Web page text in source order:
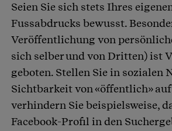
Seien Sie sich stets Ihres
Fussabdrucks bewusst.
Veröffentlichung von
sich selber und von Dritten) ist
geboten. Stellen Sie in sozialen
Sichtbarkeit von «öffentlich»
verhindern Sie beispielsweise,
Facebook-Profil in den